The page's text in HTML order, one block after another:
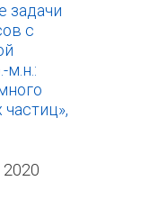
задачи
с
м.н.:
2020